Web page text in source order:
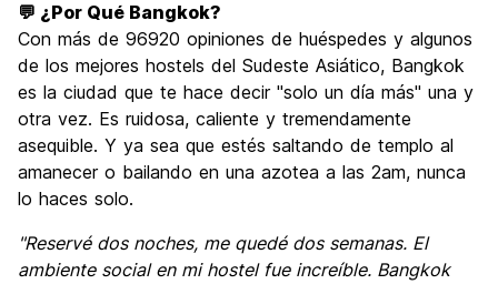
💬 ¿Por Qué Bangkok?
Con más de 96920 opiniones de huéspedes y algunos
de los mejores hostels del Sudeste Asiático, Bangkok
es la ciudad que te hace decir "solo un día más" una y
otra vez. Es ruidosa, caliente y tremendamente
asequible. Y ya sea que estés saltando de templo al
amanecer o bailando en una azotea a las 2am, nunca
lo haces solo.
"Reservé dos noches, me quedé dos semanas. El
ambiente social en mi hostel fue increíble. Bangkok